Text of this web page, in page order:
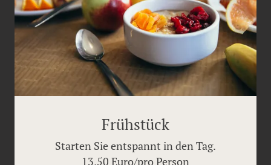
Frühstück
Starten Sie entspannt in den Tag.
13,50 Euro/pro Person